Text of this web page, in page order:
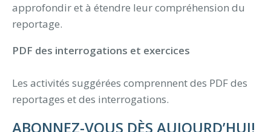
approfondir et à étendre leur compréhension du
reportage.
PDF des interrogations et exercices
Les activités suggérées comprennent des PDF des
reportages et des interrogations.
ABONNEZ-VOUS DÈS AUJOURD’HUI!